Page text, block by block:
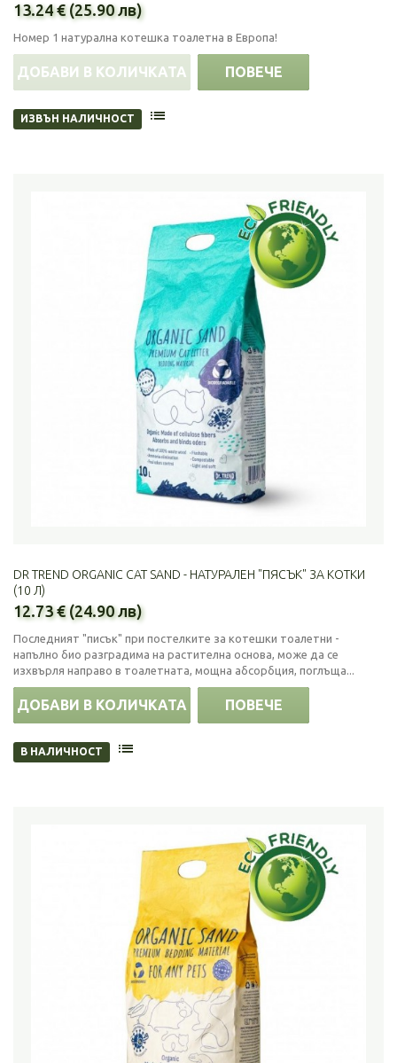
13.24 € (25.90 лв)
Номер 1 натурална котешка тоалетна в Европа!
ДОБАВИ В КОЛИЧКАТА ПОВЕЧЕ
ИЗВЪН НАЛИЧНОСТ
DR TREND ORGANIC CAT SAND - НАТУРАЛЕН "ПЯСЪК" ЗА КОТКИ
(10 Л)
12.73 € (24.90 лв)
Последният "писък" при постелките за котешки тоалетни -
напълно био разградима на растителна основа, може да се
изхвърля направо в тоалетната, мощна абсорбция, поглъща...
ДОБАВИ В КОЛИЧКАТА ПОВЕЧЕ
В НАЛИЧНОСТ